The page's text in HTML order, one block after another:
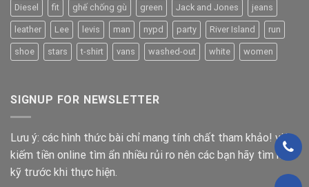
Diesel fit ghế chống gù green Jack and Jones jeans
leather Lee levis man nypd party River Island run
shoe stars t-shirt vans washed-out white women
SIGNUP FOR NEWSLETTER
Lưu ý: các hình thức bài chỉ mang tính chất tham khảo! việc
kiếm tiền online tìm ẩn nhiều rủi ro nên các bạn hãy tìm hiểu
kỹ trước khi thực hiện.